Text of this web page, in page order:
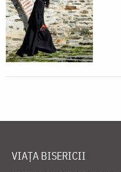
VIAȚA BISERICII